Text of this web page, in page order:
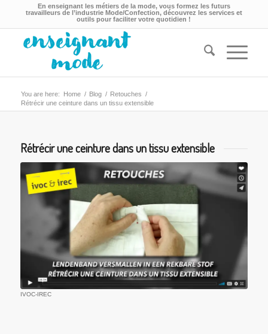
En enseignant les métiers de la mode, vous formez les futurs
travailleurs de l’industrie Mode/Confection, découvrez les services et
outils pour faciliter votre quotidien !
You are here: Home / Blog / Retouches /
Rétrécir une ceinture dans un tissu extensible
Rétrécir une ceinture dans un tissu extensible
IVOC-IREC